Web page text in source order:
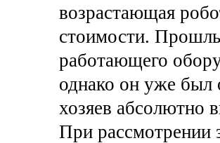
возрастающая
стоимости.
работающего
однако он уже был
хозяев абсолютно
При рассмотрении